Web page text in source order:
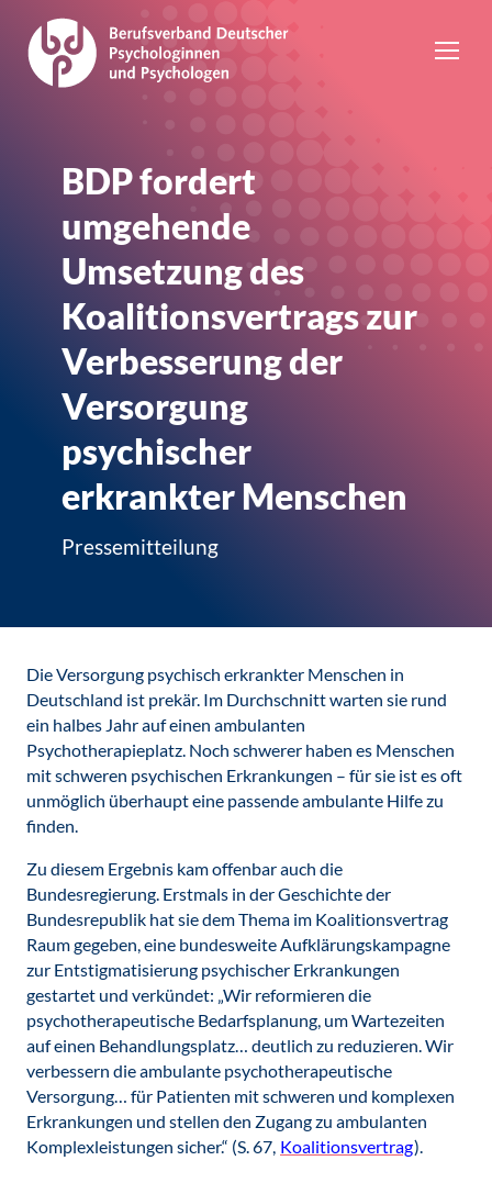
BDP fordert
umgehende
Umsetzung des
Koalitionsvertrags zur
Verbesserung der
Versorgung
psychischer
erkrankter Menschen
Pressemitteilung
Die Versorgung psychisch erkrankter Menschen in
Deutschland ist prekär. Im Durchschnitt warten sie rund
ein halbes Jahr auf einen ambulanten
Psychotherapieplatz. Noch schwerer haben es Menschen
mit schweren psychischen Erkrankungen – für sie ist es oft
unmöglich überhaupt eine passende ambulante Hilfe zu
finden.
Zu diesem Ergebnis kam offenbar auch die
Bundesregierung. Erstmals in der Geschichte der
Bundesrepublik hat sie dem Thema im Koalitionsvertrag
Raum gegeben, eine bundesweite Aufklärungskampagne
zur Entstigmatisierung psychischer Erkrankungen
gestartet und verkündet: „Wir reformieren die
psychotherapeutische Bedarfsplanung, um Wartezeiten
auf einen Behandlungsplatz… deutlich zu reduzieren. Wir
verbessern die ambulante psychotherapeutische
Versorgung… für Patienten mit schweren und komplexen
Erkrankungen und stellen den Zugang zu ambulanten
Komplexleistungen sicher.“ (S. 67, Koalitionsvertrag).